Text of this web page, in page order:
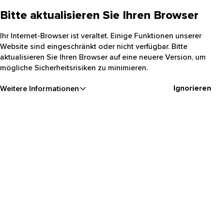
Bitte aktualisieren Sie Ihren Browser
Ihr Internet-Browser ist veraltet. Einige Funktionen unserer
Website sind eingeschränkt oder nicht verfügbar. Bitte
aktualisieren Sie Ihren Browser auf eine neuere Version, um
mögliche Sicherheitsrisiken zu minimieren.
Weitere Informationen Ignorieren